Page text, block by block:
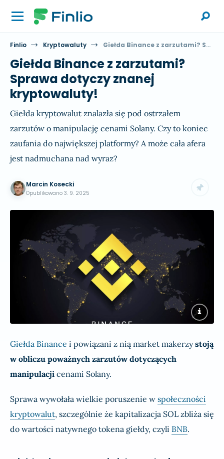
Finlio Kryptowaluty Giełda Binance z zarzutami? Sprawa dotyczy znanej kryptowaluty!
Giełda Binance z zarzutami?
Sprawa dotyczy znanej
kryptowaluty!
Giełda kryptowalut znalazła się pod ostrzałem
zarzutów o manipulację cenami Solany. Czy to koniec
zaufania do największej platformy? A może cała afera
jest nadmuchana nad wyraz?
Marcin Kosecki
Opublikowano 3. 9. 2025
Giełda Binance i powiązani z nią market makerzystoją
w obliczu poważnych zarzutów dotyczących
manipulacji cenami Solany.
Sprawa wywołała wielkie poruszenie w społeczności
kryptowalut, szczególnie że kapitalizacja SOL zbliża się
do wartości natywnego tokena giełdy, czyli BNB.